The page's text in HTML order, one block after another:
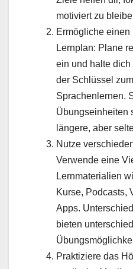
motiviert zu
Ermögliche
Lernplan: Plane
ein und halte
der Schlüssel
Sprachenlernen.
Übungseinheiten
längere, aber
Nutze
Verwende eine
Lernmaterialien
Kurse, Podcasts,
Apps.
bieten
Praktiziere das